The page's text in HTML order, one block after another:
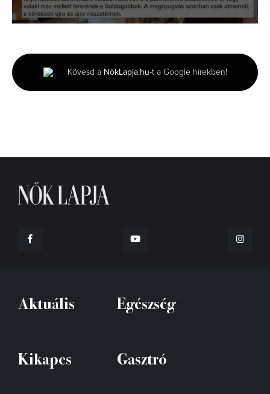
minute,
34
seconds
Kövesd a NőkLapja.hu-t a Google hírekben!
Aktuális Egészség
Kikapcs Gasztró